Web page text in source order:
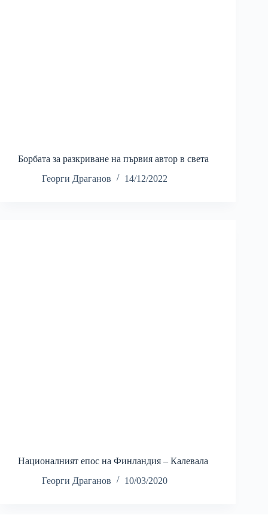
Борбата за разкриване на първия автор в света
Георги Драганов
14/12/2022
Националният епос на Финландия – Калевала
Георги Драганов
10/03/2020